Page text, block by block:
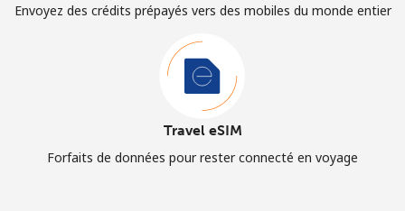
Envoyez des crédits prépayés vers des mobiles du monde entier
Travel eSIM
Forfaits de données pour rester connecté en voyage